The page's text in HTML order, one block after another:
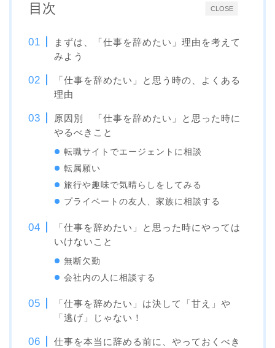
CLOSE
目次
まずは、「仕事を辞めたい」理由を考えて
みよう
「仕事を辞めたい」と思う時の、よくある
理由
原因別 「仕事を辞めたい」と思った時に
やるべきこと
転職サイトでエージェントに相談
転属願い
旅行や趣味で気晴らしをしてみる
プライベートの友人、家族に相談する
「仕事を辞めたい」と思った時にやっては
いけないこと
無断欠勤
会社内の人に相談する
「仕事を辞めたい」は決して「甘え」や
「逃げ」じゃない！
仕事を本当に辞める前に、やっておくべき